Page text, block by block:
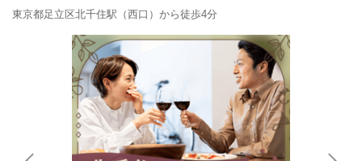
東京都足立区北千住駅（西口）から徒歩4分